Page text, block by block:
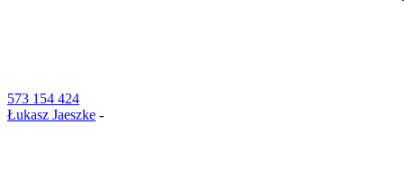
573 154 424
Łukasz Jaeszke -